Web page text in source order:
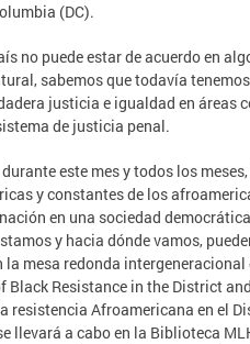
(DC).
no puede estar de acuerdo en
sabemos que todavía
justicia e igualdad en áreas
de justicia penal.
este mes y todos los
y constantes de los
en una sociedad
y hacia dónde vamos,
la mesa redonda
Black Resistance in the District
resistencia Afroamericana en el
llevará a cabo en la Biblioteca